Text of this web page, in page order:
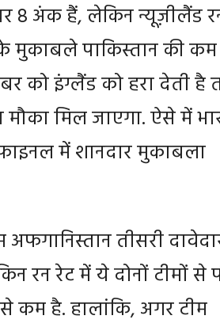
8 अंक हैं, लेकिन न्यूज़ीलैंड
मुकाबले पाकिस्तान की कम
को इंग्लैंड को हरा देती है
मिल जाएगा. ऐसे में
में शानदार मुकाबला
तीसरी
रन रेट में ये दोनों टीमों से
कम है. हालांकि, अगर टीम